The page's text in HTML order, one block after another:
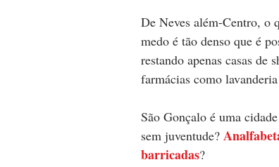
De Neves além-Centro, o
medo é tão denso que é
restando apenas casas de
farmácias como
São Gonçalo é uma
sem juventude?
barricadas?